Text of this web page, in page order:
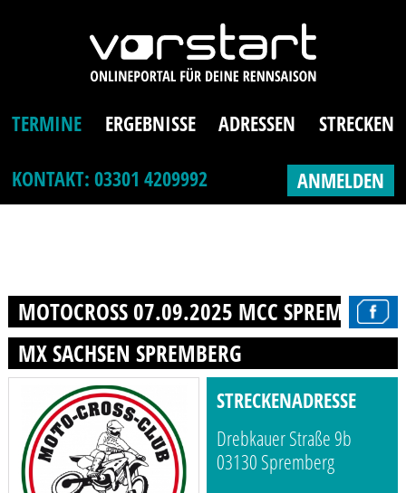
TERMINE ERGEBNISSE ADRESSEN
STRECKEN
KONTAKT: 03301 4209992
ANMELDEN
MOTOCROSS 07.09.2025 MCC SPREMBERG
MX SACHSEN SPREMBERG
STRECKENADRESSE
Drebkauer Straße 9b
03130 Spremberg